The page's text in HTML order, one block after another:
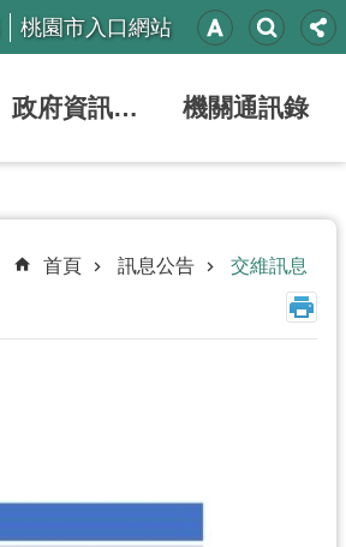
桃園市入口網站
政府資訊公開 機關通訊錄
首頁 訊息公告 交維訊息